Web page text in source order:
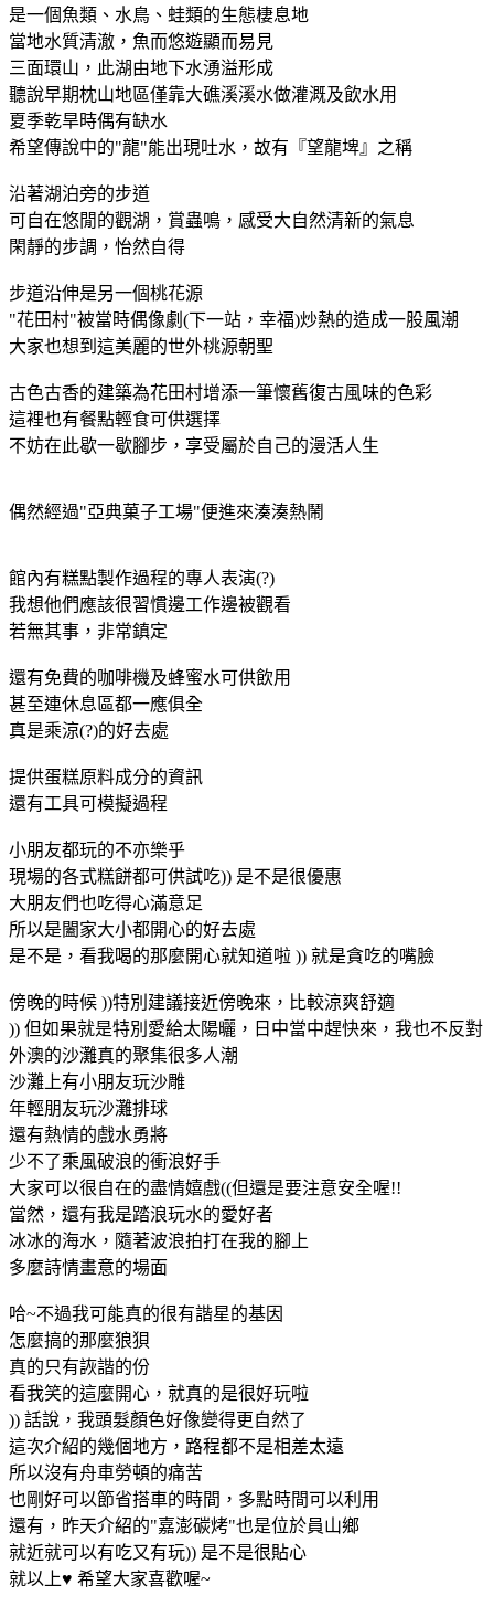
是一個魚類、水鳥、蛙類的生態棲息地
當地水質清澈，魚而悠遊顯而易見
三面環山，此湖由地下水湧溢形成
聽說早期枕山地區僅靠大礁溪溪水做灌溉及飲水用
夏季乾旱時偶有缺水
希望傳說中的"龍"能出現吐水，故有『望龍埤』之稱
沿著湖泊旁的步道
可自在悠閒的觀湖，賞蟲鳴，感受大自然清新的氣息
閑靜的步調，怡然自得
步道沿伸是另一個桃花源
"花田村"被當時偶像劇(下一站，幸福)炒熱的造成一股風潮
大家也想到這美麗的世外桃源朝聖
古色古香的建築為花田村增添一筆懷舊復古風味的色彩
這裡也有餐點輕食可供選擇
不妨在此歇一歇腳步，享受屬於自己的漫活人生
偶然經過"亞典菓子工場"便進來湊湊熱鬧
館內有糕點製作過程的專人表演(?)
我想他們應該很習慣邊工作邊被觀看
若無其事，非常鎮定
還有免費的咖啡機及蜂蜜水可供飲用
甚至連休息區都一應俱全
真是乘涼(?)的好去處
提供蛋糕原料成分的資訊
還有工具可模擬過程
小朋友都玩的不亦樂乎
現場的各式糕餅都可供試吃)) 是不是很優惠
大朋友們也吃得心滿意足
所以是闔家大小都開心的好去處
是不是，看我喝的那麼開心就知道啦 )) 就是貪吃的嘴臉
傍晚的時候 ))特別建議接近傍晚來，比較涼爽舒適
)) 但如果就是特別愛給太陽曬，日中當中趕快來，我也不反對
外澳的沙灘真的聚集很多人潮
沙灘上有小朋友玩沙雕
年輕朋友玩沙灘排球
還有熱情的戲水勇將
少不了乘風破浪的衝浪好手
大家可以很自在的盡情嬉戲((但還是要注意安全喔!!
當然，還有我是踏浪玩水的愛好者
冰冰的海水，隨著波浪拍打在我的腳上
多麼詩情畫意的場面
哈~不過我可能真的很有諧星的基因
怎麼搞的那麼狼狽
真的只有詼諧的份
看我笑的這麼開心，就真的是很好玩啦
)) 話說，我頭髮顏色好像變得更自然了
這次介紹的幾個地方，路程都不是相差太遠
所以沒有舟車勞頓的痛苦
也剛好可以節省搭車的時間，多點時間可以利用
還有，昨天介紹的"嘉澎碳烤"也是位於員山鄉
就近就可以有吃又有玩)) 是不是很貼心
就以上♥ 希望大家喜歡喔~